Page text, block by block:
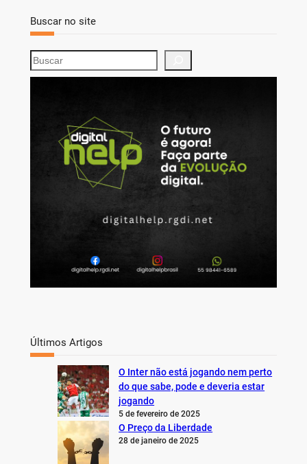
Buscar no site
S
e
Últimos Artigos
O Inter não está jogando nem perto
do que sabe, pode e deveria estar
jogando
5 de fevereiro de 2025
O Preço da Liberdade
28 de janeiro de 2025